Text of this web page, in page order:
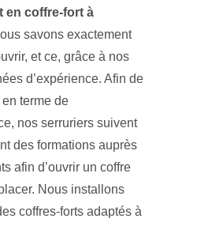
en coffre-fort à
savons exactement
et ce, grâce à nos
d’expérience. Afin de
terme de
nos serruriers suivent
des formations auprès
afin d’ouvrir un coffre
Nous installons
coffres-forts adaptés à